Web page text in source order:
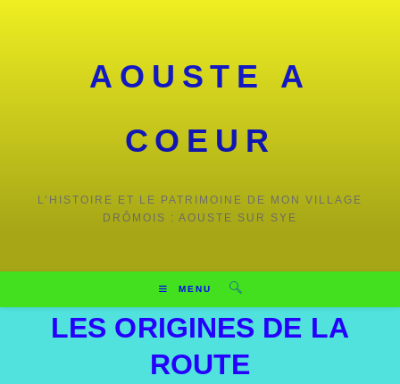
AOUSTE A
COEUR
L’HISTOIRE ET LE PATRIMOINE DE MON VILLAGE
DRÔMOIS : AOUSTE SUR SYE
MENU
LES ORIGINES DE LA
ROUTE